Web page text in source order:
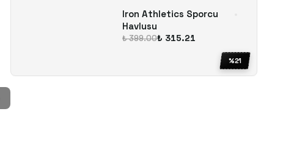
Iron Athletics Sporcu
Havlusu
₺ 399.00₺ 315.21
%21